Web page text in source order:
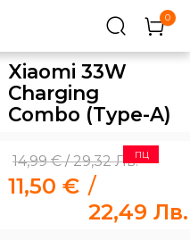
0
Xiaomi 33W
Charging
Combo (Type-A)
ПЦ
14,99€/29,32Лв.
11,50 € /
22,49 Лв.